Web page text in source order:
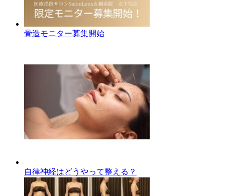
骨造モニター募集開始
自律神経はどうやって整える？